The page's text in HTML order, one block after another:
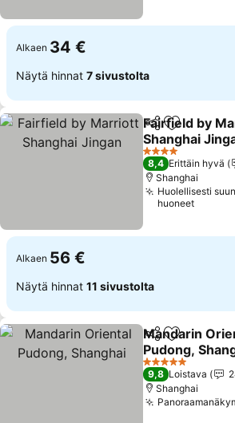
Alkaen 34 €
Näytä hinnat 7 sivustolta
Jaa Lisää
Fairfield by
Shanghai
Katso hinnat
4 Tähtiluokitus
8,4 Erittäin hyvä
Shanghai
Huolellisesti
huoneet
Alkaen 56 €
Näytä hinnat 11 sivustolta
Jaa Lisää
Mandarin
Pudong,
Katso hinnat
5 Tähtiluokitus
9,8 Loistava
Shanghai